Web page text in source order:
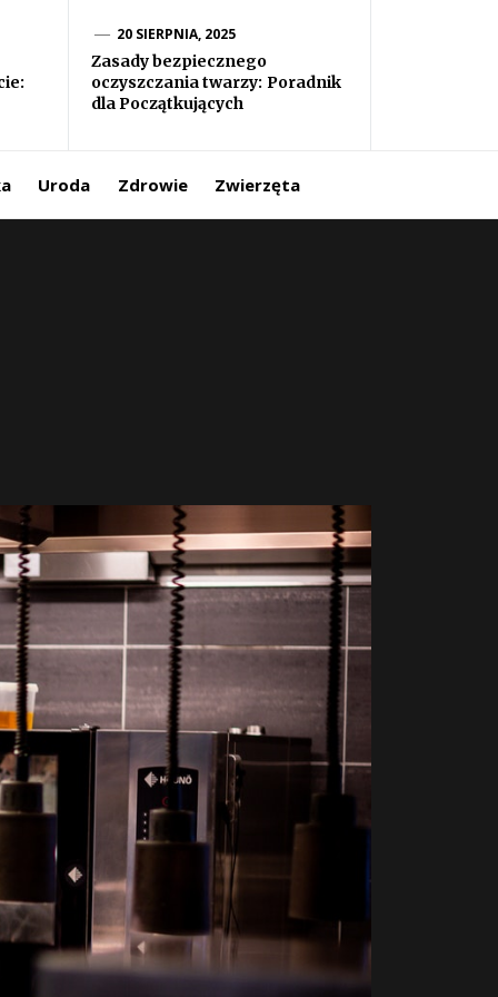
20 SIERPNIA, 2025
Zasady bezpiecznego
oczyszczania twarzy: Poradnik
dla Początkujących
Uroda Zdrowie Zwierzęta